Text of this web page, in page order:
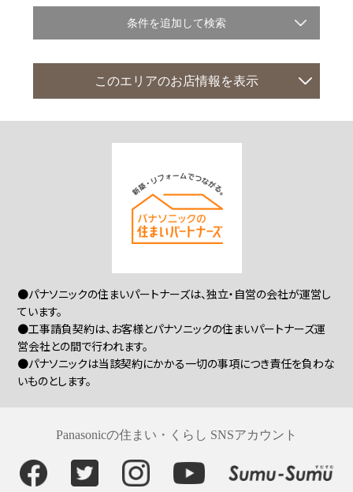
条件を追加して検索
このエリアのお店情報を表示
●パナソニックの住まいパートナーズは、独立・自営の会社が運営し
ています。
●工事請負契約は、お客様とパナソニックの住まいパートナーズ運
営会社との間で行われます。
●パナソニックは当該契約にかかる一切の事項につき責任を負わな
いものとします。
Panasonicの住まい・くらし SNSアカウント